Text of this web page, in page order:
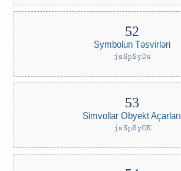
Symbolun Təsvirləri
jsSpSyDs
Simvollar Obyekt Açarları
jsSpSyOK